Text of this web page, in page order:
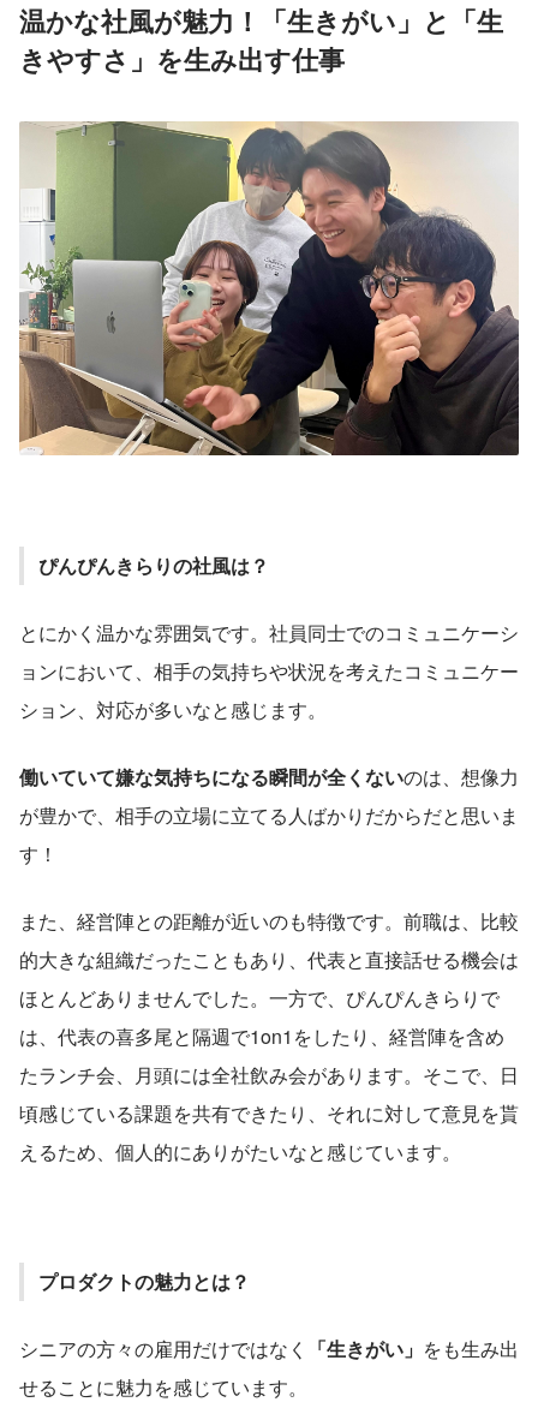
温かな社風が魅力！「生きがい」と「生
きやすさ」を生み出す仕事
ぴんぴんきらりの社風は？
とにかく温かな雰囲気です。社員同士でのコミュニケーシ
ョンにおいて、相手の気持ちや状況を考えたコミュニケー
ション、対応が多いなと感じます。
働いていて嫌な気持ちになる瞬間が全くないのは、想像力
が豊かで、相手の立場に立てる人ばかりだからだと思いま
す！
また、経営陣との距離が近いのも特徴です。前職は、比較
的大きな組織だったこともあり、代表と直接話せる機会は
ほとんどありませんでした。一方で、ぴんぴんきらりで
は、代表の喜多尾と隔週で1on1をしたり、経営陣を含め
たランチ会、月頭には全社飲み会があります。そこで、日
頃感じている課題を共有できたり、それに対して意見を貰
えるため、個人的にありがたいなと感じています。
プロダクトの魅力とは？
シニアの方々の雇用だけではなく 「生きがい」 をも生み出
せることに魅力を感じています。